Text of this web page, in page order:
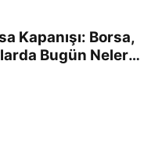
Kapanışı: Borsa,
Bugün Neler